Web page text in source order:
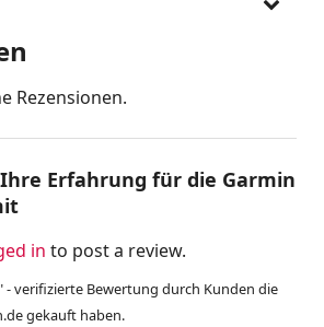
Rezensionen.
Erfahrung für die Garmin
in to post a review.
- verifizierte Bewertung durch Kunden die
gekauft haben.